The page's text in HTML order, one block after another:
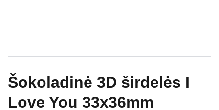
Šokoladinė 3D širdelės I
Love You 33x36mm